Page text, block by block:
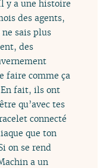
y a une histoire
des agents,
ne sais plus
des
faire comme ça
En fait, ils ont
qu’avec tes
connecté
que ton
on se rend
a un